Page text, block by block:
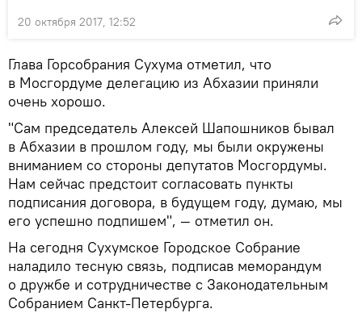
20 октября 2017, 12:52
Глава Горсобрания Сухума отметил, что
в Мосгордуме делегацию из Абхазии приняли
очень хорошо.
"Сам председатель Алексей Шапошников бывал
в Абхазии в прошлом году, мы были окружены
вниманием со стороны депутатов Мосгордумы.
Нам сейчас предстоит согласовать пункты
подписания договора, в будущем году, думаю, мы
его успешно подпишем", — отметил он.
На сегодня Сухумское Городское Собрание
наладило тесную связь, подписав меморандум
о дружбе и сотрудничестве с Законодательным
Собранием Санкт-Петербурга.